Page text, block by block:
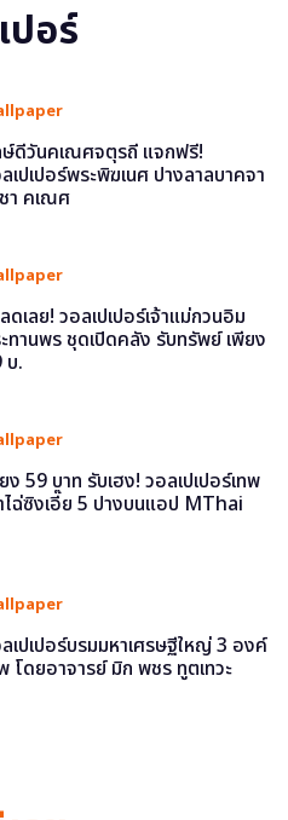
ปอร์
ดีวันคเณศจตุรถี แจกฟรี!
เปเปอร์พระพิฆเนศ ปางลาลบาคจา
า คเณศ
ดเลย! วอลเปเปอร์เจ้าแม่กวนอิม
ทานพร ชุดเปิดคลัง รับทรัพย์ เพียง
บ.
ง 59 บาท รับเฮง! วอลเปเปอร์เทพ
ไฉ่ซิงเอี๊ย 5 ปางบนแอป MThai
เปเปอร์บรมมหาเศรษฐีใหญ่ 3 องค์
โดยอาจารย์ มิก พชร ทูตเทวะ